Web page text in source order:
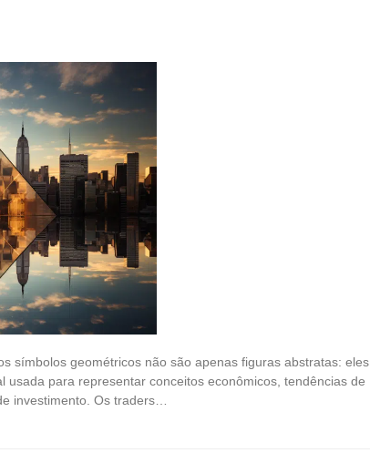
símbolos geométricos não são apenas figuras abstratas: eles
usada para representar conceitos econômicos, tendências de
investimento. Os traders…